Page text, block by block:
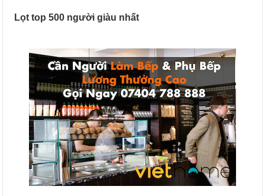
Lọt top 500 người giàu nhất